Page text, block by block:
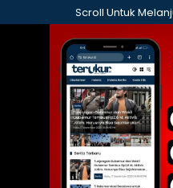
ke
Scroll Untuk